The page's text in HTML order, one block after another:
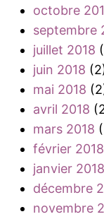
octobre
septembre
juillet 2018
juin 2018
mai 2018
avril 2018
mars 2018
février 2018
janvier 2018
décembre
novembre